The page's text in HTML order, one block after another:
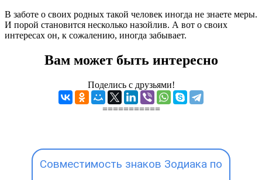
В заботе о своих родных такой человек иногда не знаете меры.
И порой становится несколько назойлив. А вот о своих
интересах он, к сожалению, иногда забывает.
Вам может быть интересно
Поделись с друзьями!
===========
Совместимость знаков Зодиака по